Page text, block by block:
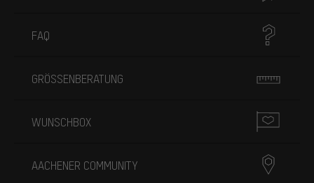
FAQ
GRÖSSENBERATUNG
WUNSCHBOX
AACHENER COMMUNITY